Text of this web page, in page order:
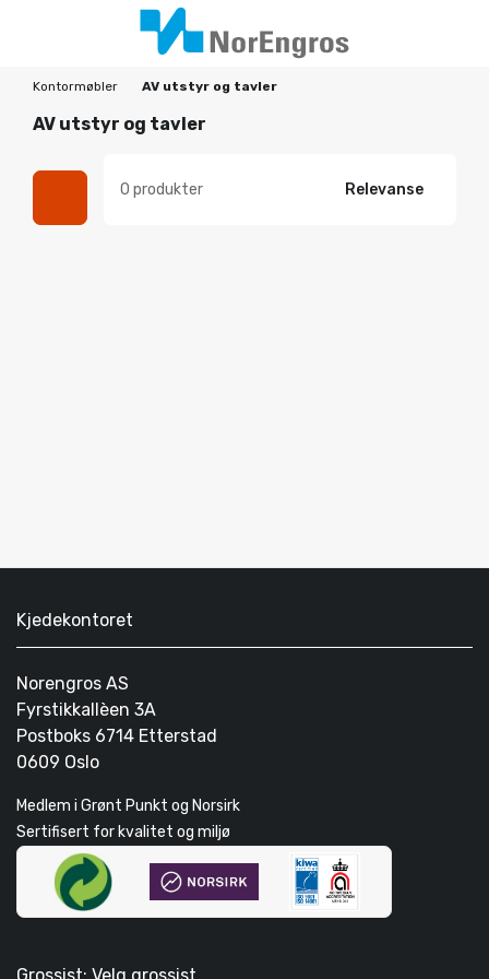
Kontormøbler AV utstyr og tavler
AV utstyr og tavler
0 produkter Relevanse
Kjedekontoret
Norengros AS
Fyrstikkallèen 3A
Postboks 6714 Etterstad
0609 Oslo
Medlem i Grønt Punkt og Norsirk
Sertifisert for kvalitet og miljø